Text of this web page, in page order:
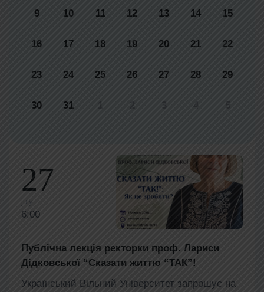
9 10 11 12 13 14 15
16 17 18 19 20 21 22
23 24 25 26 27 28 29
30 31 1 2 3 4 5
27
july
6:00
Публічна лекція ректорки проф. Лариси
Дідковської “Сказати життю “ТАК”!
Український Вільний Університет запрошує на